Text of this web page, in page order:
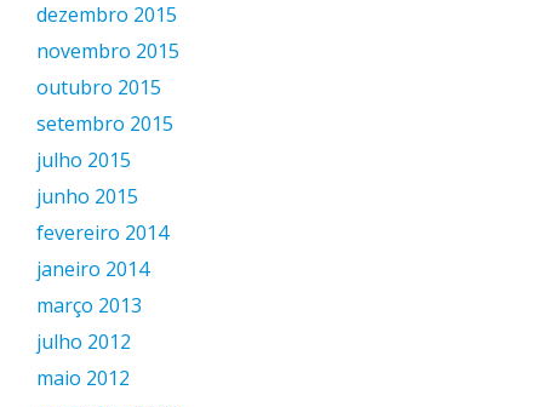
dezembro 2015
novembro 2015
outubro 2015
setembro 2015
julho 2015
junho 2015
fevereiro 2014
janeiro 2014
março 2013
julho 2012
maio 2012